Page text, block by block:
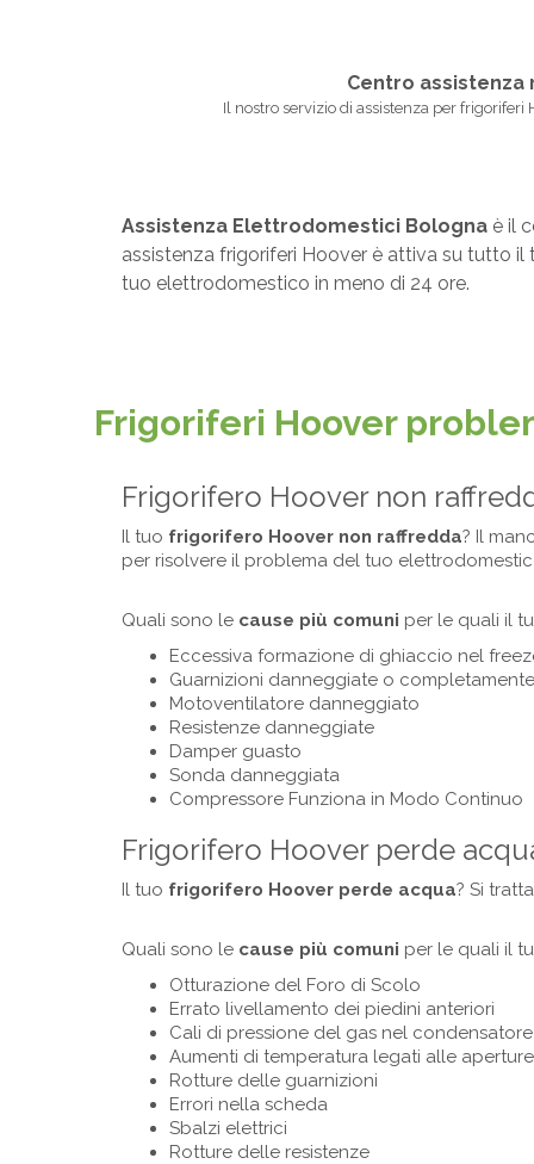
Centro
Il nostro servizio di assistenza per
Assistenza Elettrodomestici Bologna è il
assistenza frigoriferi Hoover è attiva su tutto
tuo elettrodomestico in meno di 24 ore.
Frigoriferi Hoover
Frigorifero Hoover non
Il tuo frigorifero Hoover non raffredda? Il
per risolvere il problema del tuo
Quali sono le cause più comuni per le quali il
Eccessiva formazione di ghiaccio nel
Guarnizioni danneggiate o
Motoventilatore danneggiato
Resistenze danneggiate
Damper guasto
Sonda danneggiata
Compressore Funziona in Modo Continuo
Frigorifero Hoover perde
Il tuo frigorifero Hoover perde acqua? Si
Quali sono le cause più comuni per le quali il
Otturazione del Foro di Scolo
Errato livellamento dei piedini anteriori
Cali di pressione del gas nel condensatore
Aumenti di temperatura legati alle
Rotture delle guarnizioni
Errori nella scheda
Sbalzi elettrici
Rotture delle resistenze